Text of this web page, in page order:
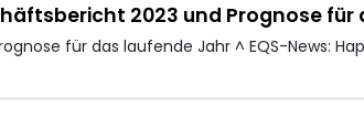
2023 und Prognose
für das laufende Jahr ^ EQS-News: